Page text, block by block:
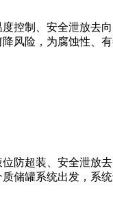
控制、安全泄放去
风险，为腐蚀性、
防超装、安全泄放
储罐系统出发，系